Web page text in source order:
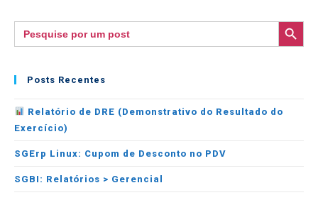
Search
for:
SEARCH BUTTON
Posts Recentes
Relatório de DRE (Demonstrativo do Resultado do
Exercício)
SGErp Linux: Cupom de Desconto no PDV
SGBI: Relatórios > Gerencial